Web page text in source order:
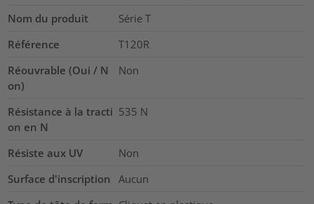
Nom du produit
Série T
Référence
T120R
Réouvrable (Oui / N
on)
Non
Résistance à la tracti
on en N
535 N
Résiste aux UV
Non
Surface d'inscription Aucun